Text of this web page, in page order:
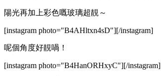
陽光再加上彩色嘅玻璃超靚～
[instagram photo="B4AHltxn4sD"][/instagram]
呢個角度好靚喎！
[instagram photo="B4HanORHxyC"][/instagram]